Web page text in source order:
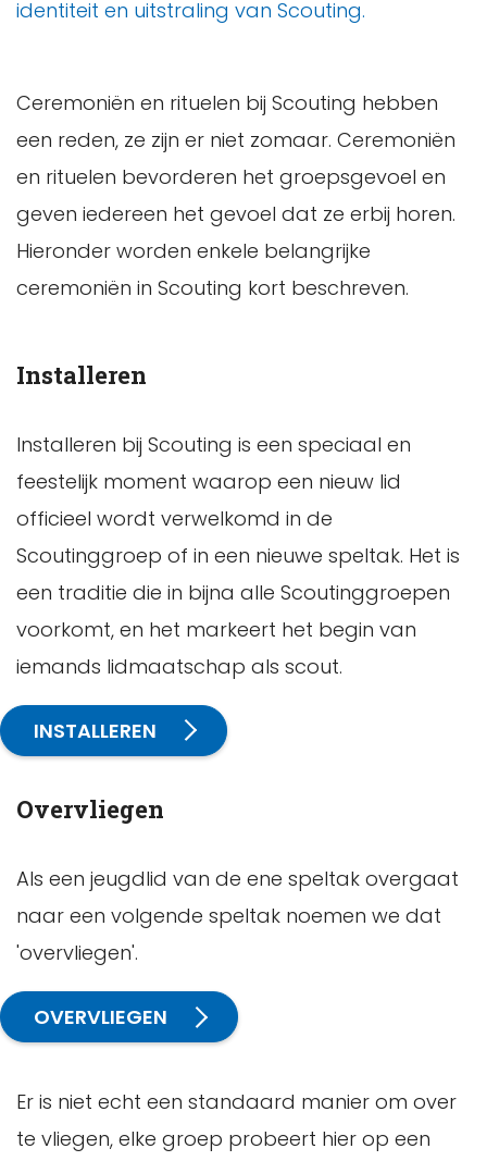
identiteit en uitstraling van Scouting.
Ceremoniën en rituelen bij Scouting hebben
een reden, ze zijn er niet zomaar. Ceremoniën
en rituelen bevorderen het groepsgevoel en
geven iedereen het gevoel dat ze erbij horen.
Hieronder worden enkele belangrijke
ceremoniën in Scouting kort beschreven.
Installeren
Installeren bij Scouting is een speciaal en
feestelijk moment waarop een nieuw lid
officieel wordt verwelkomd in de
Scoutinggroep of in een nieuwe speltak. Het is
een traditie die in bijna alle Scoutinggroepen
voorkomt, en het markeert het begin van
iemands lidmaatschap als scout.
INSTALLEREN
Overvliegen
Als een jeugdlid van de ene speltak overgaat
naar een volgende speltak noemen we dat
'overvliegen'.
OVERVLIEGEN
Er is niet echt een standaard manier om over
te vliegen, elke groep probeert hier op een